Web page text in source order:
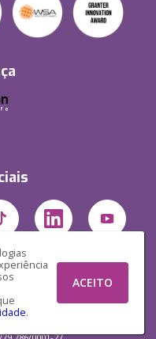
.
ACEITO